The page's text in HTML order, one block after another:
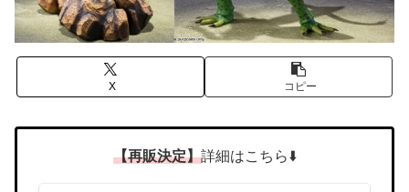
X コピー
【再販決定】詳細はこちら⬇️